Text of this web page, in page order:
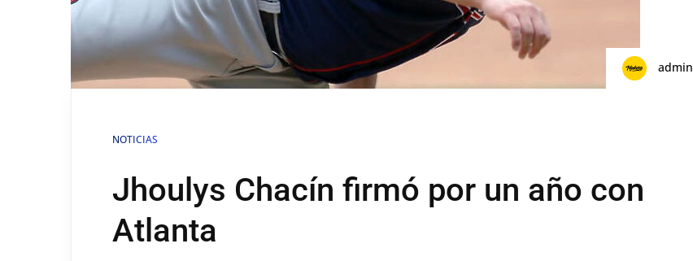
admin
NOTICIAS
Jhoulys Chacín firmó por un año con
Atlanta